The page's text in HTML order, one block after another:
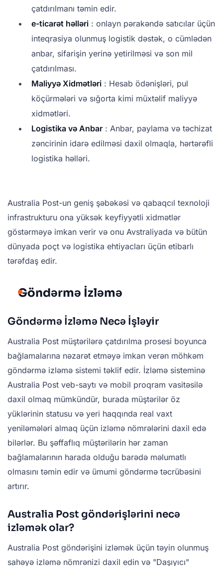
çatdırılmanı təmin edir.
e-ticarət həlləri : onlayn pərakəndə satıcılar üçün
inteqrasiya olunmuş logistik dəstək, o cümlədən
anbar, sifarişin yerinə yetirilməsi və son mil
çatdırılması.
Maliyyə Xidmətləri : Hesab ödənişləri, pul
köçürmələri və sığorta kimi müxtəlif maliyyə
xidmətləri.
Logistika və Anbar : Anbar, paylama və təchizat
zəncirinin idarə edilməsi daxil olmaqla, hərtərəfli
logistika həlləri.
Australia Post-un geniş şəbəkəsi və qabaqcıl texnoloji
infrastrukturu ona yüksək keyfiyyətli xidmətlər
göstərməyə imkan verir və onu Avstraliyada və bütün
dünyada poçt və logistika ehtiyacları üçün etibarlı
tərəfdaş edir.
Göndərmə İzləmə
Göndərmə İzləmə Necə İşləyir
Australia Post müştərilərə çatdırılma prosesi boyunca
bağlamalarına nəzarət etməyə imkan verən möhkəm
göndərmə izləmə sistemi təklif edir. İzləmə sisteminə
Australia Post veb-saytı və mobil proqram vasitəsilə
daxil olmaq mümkündür, burada müştərilər öz
yüklərinin statusu və yeri haqqında real vaxt
yeniləmələri almaq üçün izləmə nömrələrini daxil edə
bilərlər. Bu şəffaflıq müştərilərin hər zaman
bağlamalarının harada olduğu barədə məlumatlı
olmasını təmin edir və ümumi göndərmə təcrübəsini
artırır.
Australia Post göndərişlərini necə
izləmək olar?
Australia Post göndərişini izləmək üçün təyin olunmuş
sahəyə izləmə nömrənizi daxil edin və "Daşıyıcı"